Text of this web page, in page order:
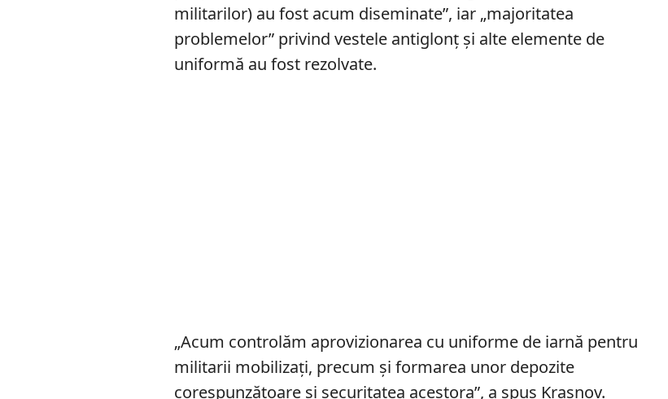
militarilor) au fost acum diseminate”, iar „majoritatea
problemelor” privind vestele antiglonț și alte elemente de
uniformă au fost rezolvate.
„Acum controlăm aprovizionarea cu uniforme de iarnă pentru
militarii mobilizați, precum și formarea unor depozite
corespunzătoare și securitatea acestora”, a spus Krasnov.